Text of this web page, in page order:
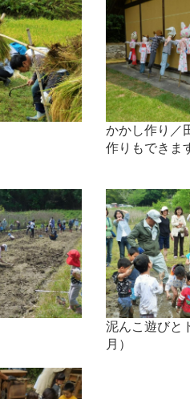
かかし作り／
作りもできま
泥んこ遊びと
月）